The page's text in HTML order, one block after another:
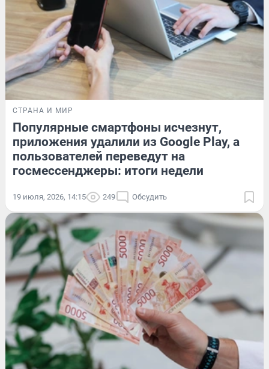
СТРАНА И МИР
Популярные смартфоны исчезнут,
приложения удалили из Google Play, а
пользователей переведут на
госмессенджеры: итоги недели
19 июля, 2026, 14:15 249 Обсудить